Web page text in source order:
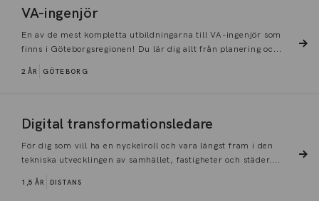
VA-ingenjör
En av de mest kompletta utbildningarna till VA-ingenjör som
finns i Göteborgsregionen! Du lär dig allt från planering oc...
2 ÅR GÖTEBORG
Digital transformationsledare
För dig som vill ha en nyckelroll och vara längst fram i den
tekniska utvecklingen av samhället, fastigheter och städer....
1,5 ÅR DISTANS